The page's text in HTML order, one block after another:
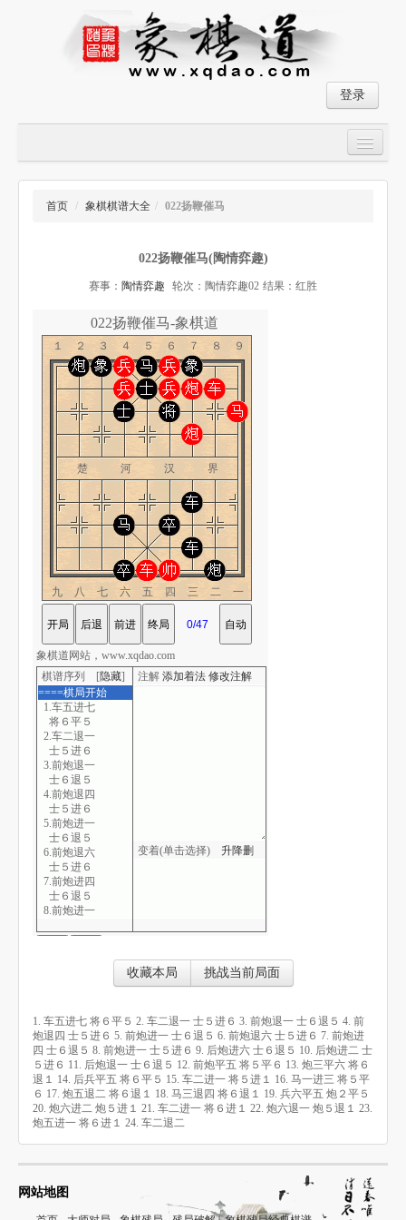
登录
大师对局
象棋小游戏
首页 / 象棋棋谱大全 / 022扬鞭催马
022扬鞭催马(陶情弈趣)
赛事： 陶情弈趣 轮次：陶情弈趣02 结果：红胜
022扬鞭催马-象棋道
１２３４５６７８９
楚 河 汉 界
九八七六五四三二一
棋谱序列 [隐藏]
====棋局开始
1.车五进七
将６平５
2.车二退一
士５进６
3.前炮退一
士６退５
4.前炮退四
士５进６
5.前炮进一
士６退５
6.前炮退六
士５进６
7.前炮进四
士６退５
8.前炮进一
9.后炮进六
12.前炮平五
将５平６
13.炮三平六
将６退１
14.后兵平五
将６平５
15.车二进一
将５进１
16.马一进三
将６退１
18.马三退四
将６退１
注解 添加着法 修改注解
变着(单击选择) 升降删
象棋道网站，www.xqdao.com
收藏本局 挑战当前局面
1. 车五进七 将６平５ 2. 车二退一 士５进６ 3. 前炮退一 士６退５ 4. 前
炮退四 士５进６ 5. 前炮进一 士６退５ 6. 前炮退六 士５进６ 7. 前炮进
四 士６退５ 8. 前炮进一 士５进６ 9. 后炮进六 士６退５ 10. 后炮进二 士
５进６ 11. 后炮退一 士６退５ 12. 前炮平五 将５平６ 13. 炮三平六 将６
退１ 14. 后兵平五 将６平５ 15. 车二进一 将５进１ 16. 马一进三 将５平
６ 17. 炮五退二 将６退１ 18. 马三退四 将６退１ 19. 兵六平五 炮２平５
20. 炮六进二 炮５进１ 21. 车二进一 将６进１ 22. 炮六退一 炮５退１ 23.
炮五进一 将６进１ 24. 车二退二
网站地图